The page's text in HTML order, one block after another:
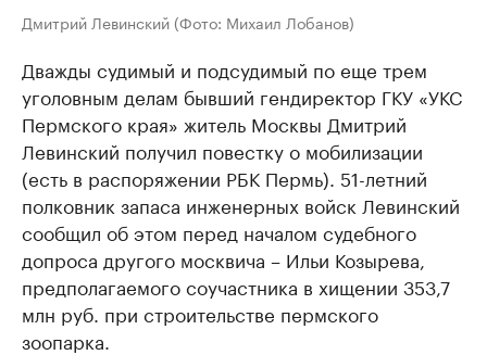
Дмитрий Левинский (Фото: Михаил Лобанов)
Дважды судимый и подсудимый по еще трем
уголовным делам бывший гендиректор ГКУ «УКС
Пермского края» житель Москвы Дмитрий
Левинский получил повестку о мобилизации
(есть в распоряжении РБК Пермь). 51-летний
полковник запаса инженерных войск Левинский
сообщил об этом перед началом судебного
допроса другого москвича – Ильи Козырева,
предполагаемого соучастника в хищении 353,7
млн руб. при строительстве пермского
зоопарка.